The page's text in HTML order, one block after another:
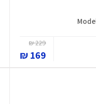
229 ₪
169 ₪